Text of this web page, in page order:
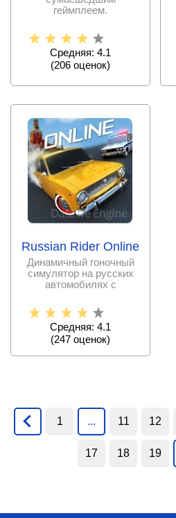
геймплеем.
Средняя: 4.1
(206 оценок)
Russian Rider Online
Динамичный гоночный
симулятор на русских
автомобилях с
Средняя: 4.1
(247 оценок)
1 ... 11 12
17 18 19